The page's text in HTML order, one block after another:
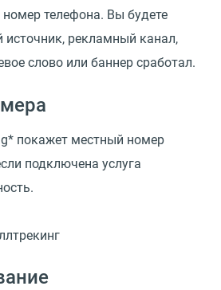
телефона. Вы будете
источник, рекламный канал,
слово или баннер сработал.
покажет местный номер
подключена услуга